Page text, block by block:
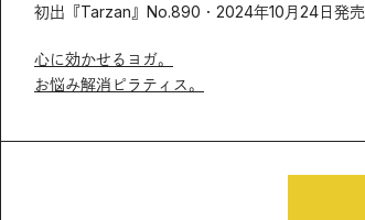
初出『Tarzan』No.890・2024年10月24日発売
心に効かせるヨガ。
お悩み解消ピラティス。